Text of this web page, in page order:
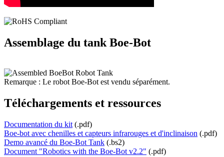
Assemblage du tank Boe-Bot
Remarque : Le robot Boe-Bot est vendu séparément.
Téléchargements et ressources
Documentation du kit (.pdf)
Boe-bot avec chenilles et capteurs infrarouges et d'inclinaison (.pdf)
Demo avancé du Boe-Bot Tank (.bs2)
Document "Robotics with the Boe-Bot v2.2" (.pdf)